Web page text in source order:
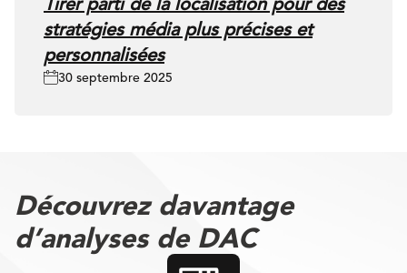
stratégies média plus précises et
personnalisées
30 septembre 2025
Découvrez davantage
d’analyses de DAC